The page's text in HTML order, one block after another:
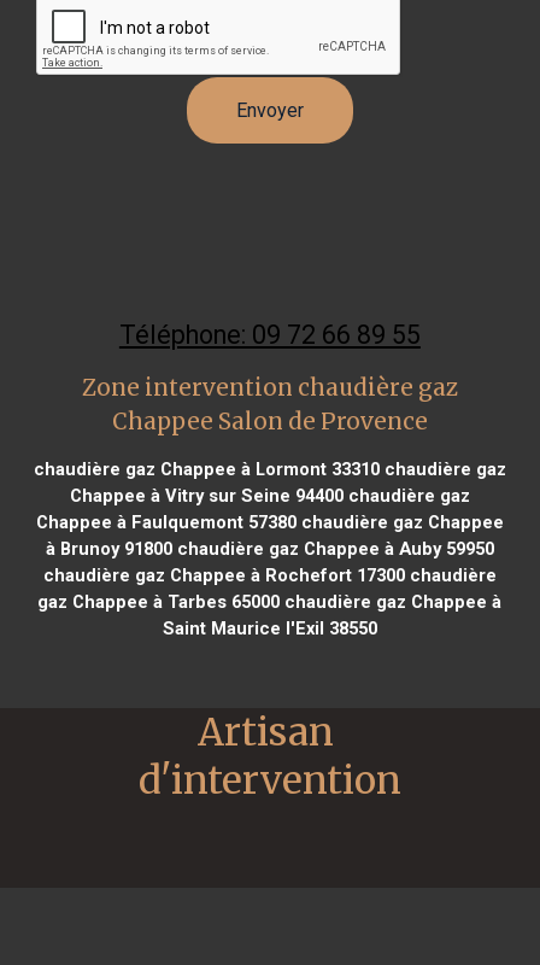
Téléphone: 09 72 66 89 55
Zone intervention chaudière gaz
Chappee Salon de Provence
chaudière gaz Chappee à Lormont 33310chaudière gaz
Chappee à Vitry sur Seine 94400chaudière gaz
Chappee à Faulquemont 57380chaudière gaz Chappee
à Brunoy 91800chaudière gaz Chappee à Auby 59950
chaudière gaz Chappee à Rochefort 17300chaudière
gaz Chappee à Tarbes 65000 chaudière gaz Chappee à
Saint Maurice l'Exil 38550
Artisan
d'intervention